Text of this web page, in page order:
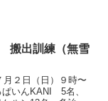
搬出訓練（無雪
月２日（日）９時〜
ぱいんKANI 5名、